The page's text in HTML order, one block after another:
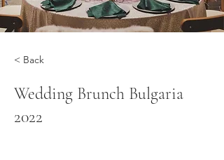
< Back
Wedding Brunch Bulgaria
2022